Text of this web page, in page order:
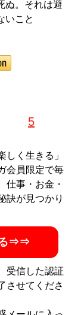
ぬ。それは避
いこと
5
しく生きる」
会員限定で毎
仕事・お金・
訣が見つかり
る⇒⇒
受信した認証
させてくださ